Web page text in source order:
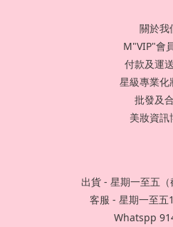
關於我
M"VIP"會
付款及運
星級專業化
批發及
美妝資訊
出貨 - 星期一至五
客服 - 星期一至五
Whatspp